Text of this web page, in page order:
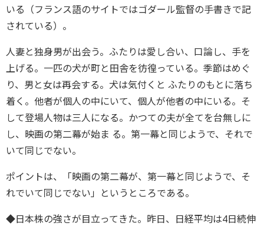
いる（フランス語のサイトではゴダール監督の手書きで記
されている）。
人妻と独身男が出会う。ふたりは愛し合い、口論し、手を
上げる。一匹の犬が町と田舎を彷徨っている。季節はめぐ
り、男と女は再会する。犬は気付くと ふたりのもとに落ち
着く。他者が個人の中にいて、個人が他者の中にいる。そ
して登場人物は三人になる。かつての夫が全てを台無しに
し、映画の第二幕が始ま る。第一幕と同じようで、それで
いて同じでない。
ポイントは、「映画の第二幕が、第一幕と同じようで、そ
れでいて同じでない」というところである。
◆日本株の強さが目立ってきた。昨日、日経平均は4日続伸